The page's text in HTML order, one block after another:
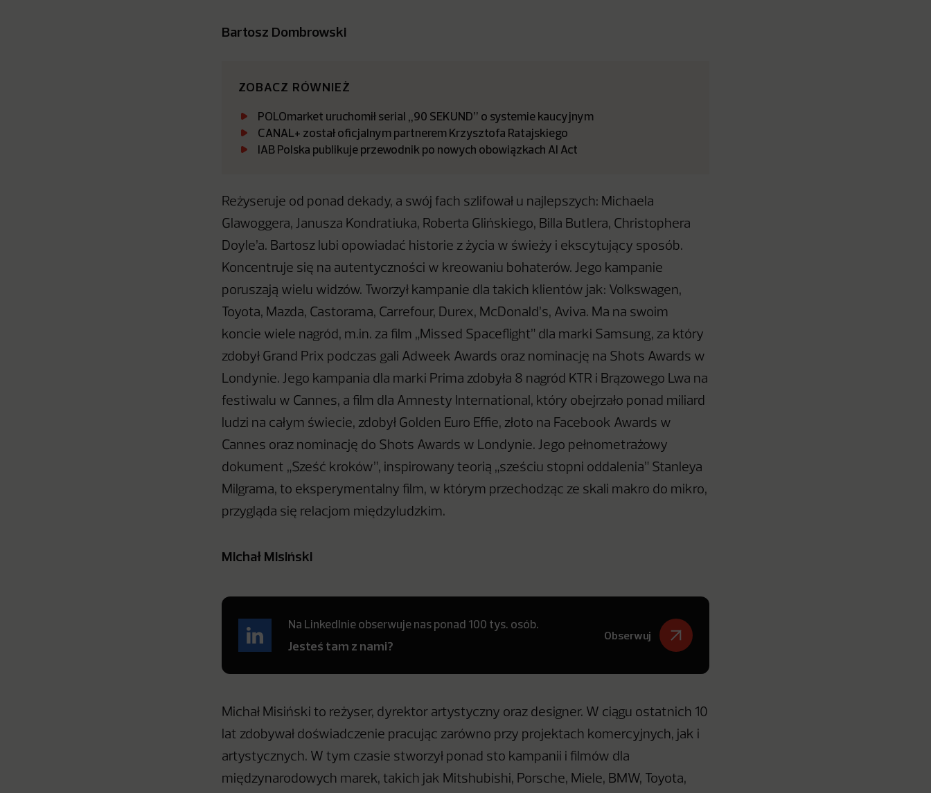
Bartosz Dombrowski
ZOBACZ RÓWNIEŻ
POLOmarket uruchomił serial „90 SEKUND” o systemie kaucyjnym
CANAL+ został oficjalnym partnerem Krzysztofa Ratajskiego
IAB Polska publikuje przewodnik po nowych obowiązkach AI Act
Reżyseruje od ponad dekady, a swój fach szlifował u najlepszych: Michaela
Glawoggera, Janusza Kondratiuka, Roberta Glińskiego, Billa Butlera, Christophera
Doyle’a. Bartosz lubi opowiadać historie z życia w świeży i ekscytujący sposób.
Koncentruje się na autentyczności w kreowaniu bohaterów. Jego kampanie
poruszają wielu widzów. Tworzył kampanie dla takich klientów jak: Volkswagen,
Toyota, Mazda, Castorama, Carrefour, Durex, McDonald’s, Aviva. Ma na swoim
koncie wiele nagród, m.in. za film „Missed Spaceflight” dla marki Samsung, za który
zdobył Grand Prix podczas gali Adweek Awards oraz nominację na Shots Awards w
Londynie. Jego kampania dla marki Prima zdobyła 8 nagród KTR i Brązowego Lwa na
festiwalu w Cannes, a film dla Amnesty International, który obejrzało ponad miliard
ludzi na całym świecie, zdobył Golden Euro Effie, złoto na Facebook Awards w
Cannes oraz nominację do Shots Awards w Londynie. Jego pełnometrażowy
dokument „Sześć kroków”, inspirowany teorią „sześciu stopni oddalenia” Stanleya
Milgrama, to eksperymentalny film, w którym przechodząc ze skali makro do mikro,
przygląda się relacjom międzyludzkim.
Michał Misiński
Na LinkedInie obserwuje nas ponad 100 tys. osób.
Jesteś tam z nami?
Obserwuj
Michał Misiński to reżyser, dyrektor artystyczny oraz designer. W ciągu ostatnich 10
lat zdobywał doświadczenie pracując zarówno przy projektach komercyjnych, jak i
artystycznych. W tym czasie stworzył ponad sto kampanii i filmów dla
międzynarodowych marek, takich jak Mitshubishi, Porsche, Miele, BMW, Toyota,